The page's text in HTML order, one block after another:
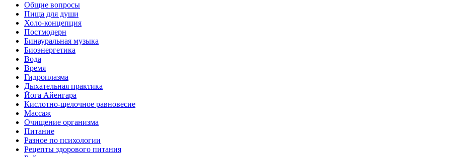
Общие вопросы
Пища для души
Холо-концепция
Постмодерн
Бинауральная музыка
Биоэнергетика
Вода
Время
Гидроплазма
Дыхательная практика
Йога Айенгара
Кислотно-щелочное равновесие
Массаж
Очищение организма
Питание
Разное по психологии
Рецепты здорового питания